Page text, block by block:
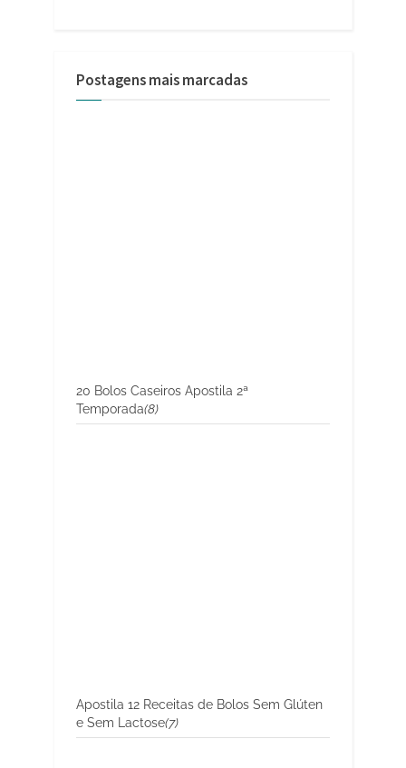
Postagens mais marcadas
20 Bolos Caseiros Apostila 2ª
Temporada(8)
Apostila 12 Receitas de Bolos Sem Glúten
e Sem Lactose(7)